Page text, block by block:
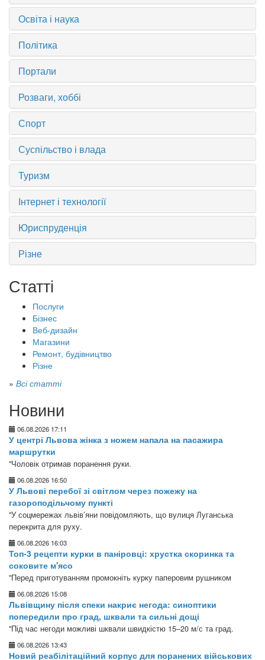
Освіта і наука
Політика
Портали
Розваги, хоббі
Спорт
Суспільство і влада
Туризм
Інтернет і технології
Юриспруденція
Різне
Статті
Послуги
Бізнес
Веб-дизайн
Магазини
Ремонт, будівництво
Різне
» Всі статті
Новини
06.08.2026 17:11
У центрі Львова жінка з ножем напала на пасажира
маршрутки
"Чоловік отримав поранення руки.
06.08.2026 16:50
У Львові перебої зі світлом через пожежу на
газороподільчому пункті
"У соцмережах львів’яни повідомляють, що вулиця Луганська
перекрита для руху.
06.08.2026 16:03
Топ-3 рецепти курки в паніровці: хрустка скоринка та
соковите м'ясо
"Перед приготуванням промокніть курку паперовим рушником
06.08.2026 15:08
Львівщину після спеки накриє негода: синоптики
попередили про град, шквали та сильні дощі
"Під час негоди можливі шквали швидкістю 15–20 м/с та град.
06.08.2026 13:43
Новий реабілітаційний корпус для поранених військових